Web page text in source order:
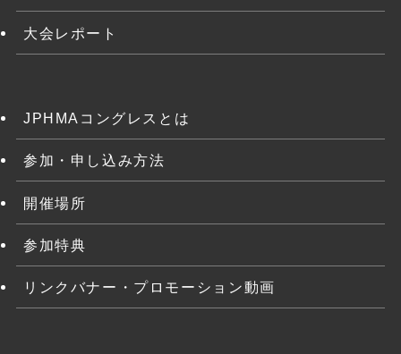
大会レポート
JPHMAコングレスとは
参加・申し込み方法
開催場所
参加特典
リンクバナー・プロモーション動画